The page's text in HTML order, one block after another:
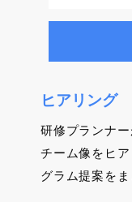
ヒアリング
研修プランナ
チーム像をヒ
グラム提案をま